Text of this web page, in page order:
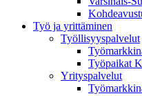
Työ ja yrittäminen
Työllisyyspalvelut
Työpaikat
Yrityspalvelut